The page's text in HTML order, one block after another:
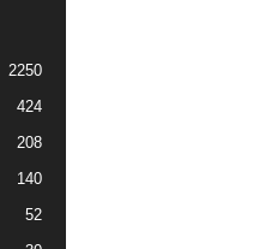
2250
424
208
140
52